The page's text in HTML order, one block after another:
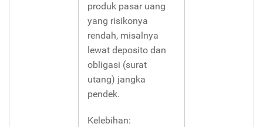
produk pasar uang
yang risikonya
rendah, misalnya
lewat deposito dan
obligasi (surat
utang) jangka
pendek.
Kelebihan: